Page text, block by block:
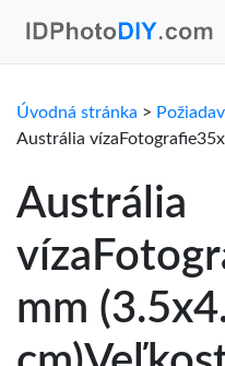
Úvodná stránka >
Austrália
Austrália
mm